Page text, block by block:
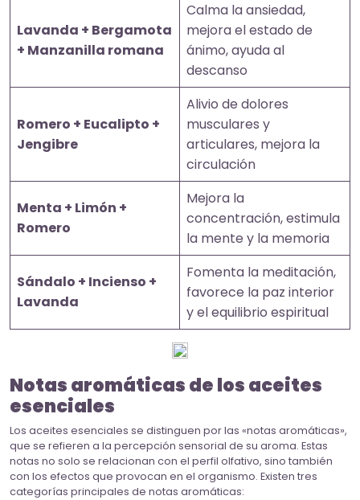
Lavanda + Bergamota
+ Manzanilla romana
Calma la ansiedad,
mejora el estado de
ánimo, ayuda al
descanso
Romero + Eucalipto +
Jengibre
Alivio de dolores
musculares y
articulares, mejora la
circulación
Menta + Limón +
Romero
Mejora la
concentración, estimula
la mente y la memoria
Sándalo + Incienso +
Lavanda
Fomenta la meditación,
favorece la paz interior
y el equilibrio espiritual
Notas aromáticas de los aceites
esenciales
Los aceites esenciales se distinguen por las «notas aromáticas»,
que se refieren a la percepción sensorial de su aroma. Estas
notas no solo se relacionan con el perfil olfativo, sino también
con los efectos que provocan en el organismo. Existen tres
categorías principales de notas aromáticas: